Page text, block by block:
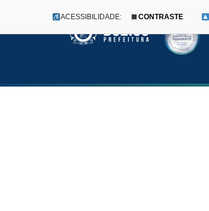
Pular
conteúdo
MenuACESSIBILIDADE: CONTRASTE